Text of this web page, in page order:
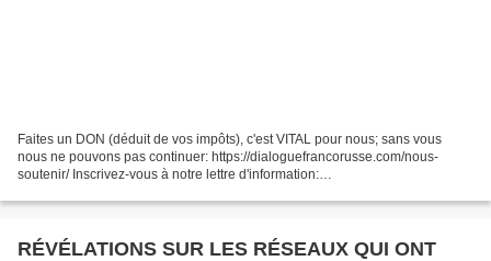
Faites un DON (déduit de vos impôts), c'est VITAL pour nous; sans vous
nous ne pouvons pas continuer: https://dialoguefrancorusse.com/nous-
soutenir/ Inscrivez-vous à notre lettre d'information:
https://www.instagram.com/dialoguefrancorusse/...
RÉVÉLATIONS SUR LES RÉSEAUX QUI ONT